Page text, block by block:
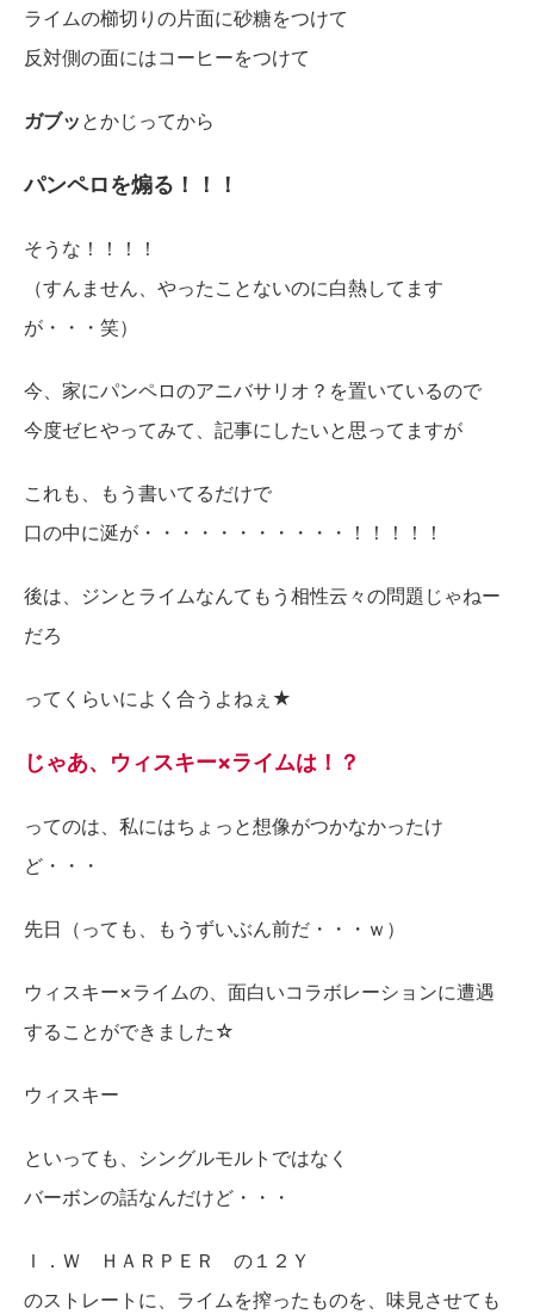
ライムの櫛切りの片面に砂糖をつけて
反対側の面にはコーヒーをつけて
ガブッ とかじってから
パンペロを煽る！！！
そうな！！！！
（すんません、やったことないのに白熱してます
が・・・笑）
今、家にパンペロのアニバサリオ？を置いているので
今度ゼヒやってみて、記事にしたいと思ってますが
これも、もう書いてるだけで
口の中に涎が・・・・・・・・・・・！！！！！
後は、ジンとライムなんてもう相性云々の問題じゃねー
だろ
ってくらいによく合うよねぇ★
じゃあ、ウィスキー×ライムは！？
ってのは、私にはちょっと想像がつかなかったけ
ど・・・
先日（っても、もうずいぶん前だ・・・ｗ）
ウィスキー×ライムの、面白いコラボレーションに遭遇
することができました☆
ウィスキー
といっても、シングルモルトではなく
バーボンの話なんだけど・・・
Ｉ．Ｗ ＨＡＲＰＥＲ の１２Ｙ
のストレートに、ライムを搾ったものを、味見させても